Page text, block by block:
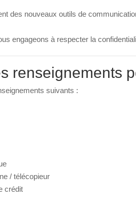
des nouveaux outils de
engageons à respecter la
renseignements
suivants :
/ télécopieur
crédit